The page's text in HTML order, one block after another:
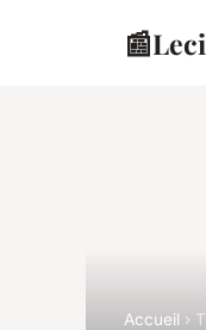
📰
Accueil ›